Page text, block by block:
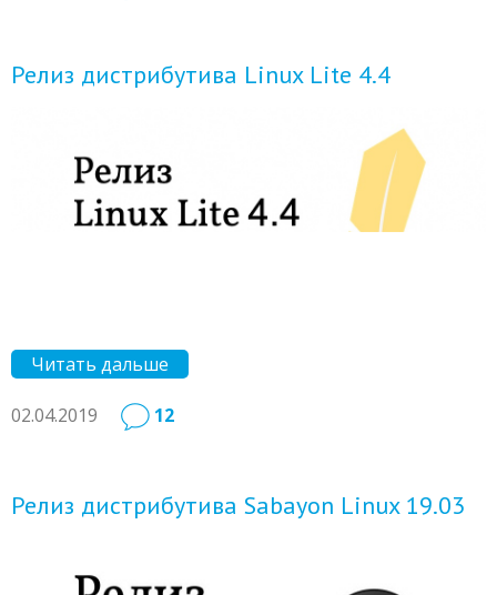
Релиз дистрибутива Linux Lite 4.4
Читать дальше
02.04.2019 12
Релиз дистрибутива Sabayon Linux 19.03